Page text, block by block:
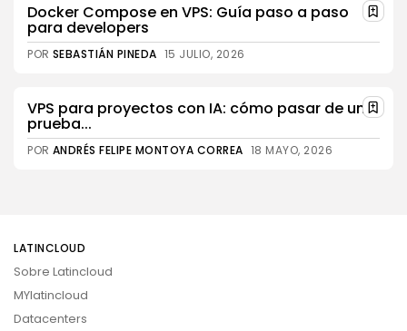
Docker Compose en VPS: Guía paso a paso
para developers
POR SEBASTIÁN PINEDA 15 JULIO, 2026
VPS para proyectos con IA: cómo pasar de una
prueba...
POR ANDRÉS FELIPE MONTOYA CORREA 18 MAYO, 2026
LATINCLOUD
Sobre Latincloud
MYlatincloud
Datacenters